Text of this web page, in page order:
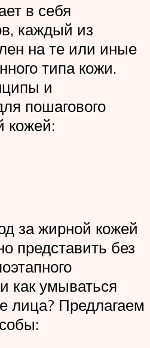
в себя
каждый из
на те или иные
типа кожи.
и
пошагового
кожей:
за жирной кожей
представить без
как умываться
лица? Предлагаем